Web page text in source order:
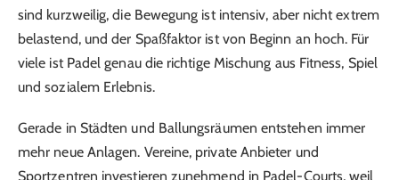
sind kurzweilig, die Bewegung ist intensiv, aber nicht extrem
belastend, und der Spaßfaktor ist von Beginn an hoch. Für
viele ist Padel genau die richtige Mischung aus Fitness, Spiel
und sozialem Erlebnis.
Gerade in Städten und Ballungsräumen entstehen immer
mehr neue Anlagen. Vereine, private Anbieter und
Sportzentren investieren zunehmend in Padel-Courts, weil